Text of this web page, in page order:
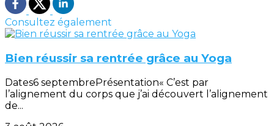
Consultez également
Bien réussir sa rentrée grâce au Yoga
Dates6 septembrePrésentation« C’est par
l’alignement du corps que j’ai découvert l’alignement
de...